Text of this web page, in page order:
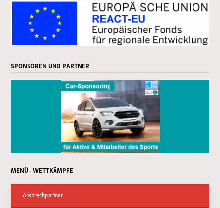
SPONSOREN UND PARTNER
MENÜ - WETTKÄMPFE
Ansprechpartner